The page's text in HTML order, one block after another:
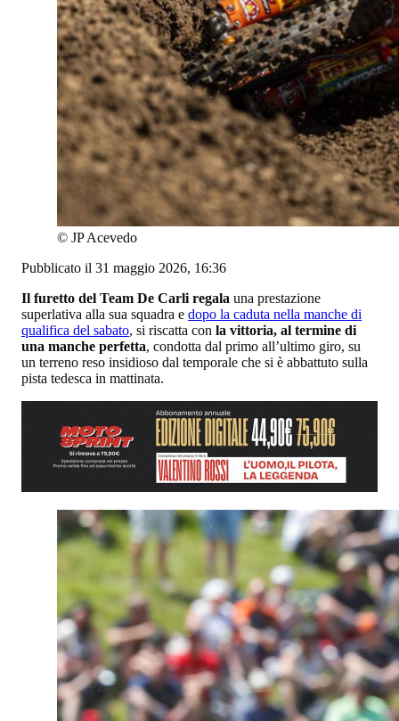
© JP Acevedo
Pubblicato il 31 maggio 2026, 16:36
Il furetto del Team De Carli regala una prestazione
superlativa alla sua squadra e dopo la caduta nella manche di
qualifica del sabato, si riscatta con la vittoria, al termine di
una manche perfetta, condotta dal primo all’ultimo giro, su
un terreno reso insidioso dal temporale che si è abbattuto sulla
pista tedesca in mattinata.